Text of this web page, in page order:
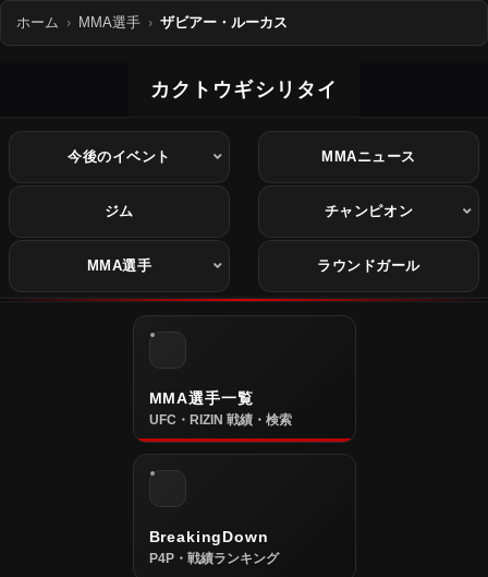
ホーム MMA選手 ザビアー・ルーカス
カクトウギシリタイ
今後のイベント MMAニュース
ジム チャンピオン
MMA選手 ラウンドガール
MMA選手一覧
UFC・RIZIN 戦績・検索
BreakingDown
P4P・戦績ランキング